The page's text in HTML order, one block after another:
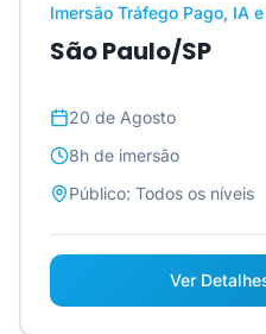
Imersão Tráfego Pago, IA
São Paulo/SP
20 de Agosto
8h de imersão
Público: Todos os níveis
Ver